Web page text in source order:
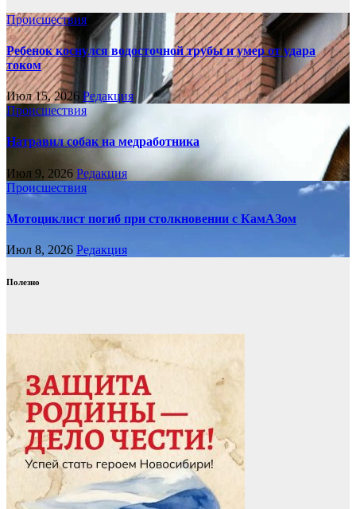
Происшествия
Ребенок коснулся водосточной трубы и умер от удара
током
Июл 15, 2026 Редакция
Происшествия
Натравил собак на медработника
Июл 9, 2026 Редакция
Происшествия
Мотоциклист погиб при столкновении с КамАЗом
Июл 8, 2026 Редакция
Полезно